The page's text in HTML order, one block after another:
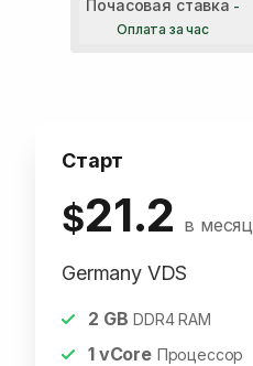
Почасовая ставка -
Оплата за час
Старт
$21.2 в месяц
Germany VDS
2 GB DDR4 RAM
1vCore Процессор